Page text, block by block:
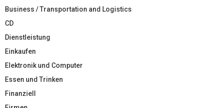
Business / Transportation and Logistics
CD
Dienstleistung
Einkaufen
Elektronik und Computer
Essen und Trinken
Finanziell